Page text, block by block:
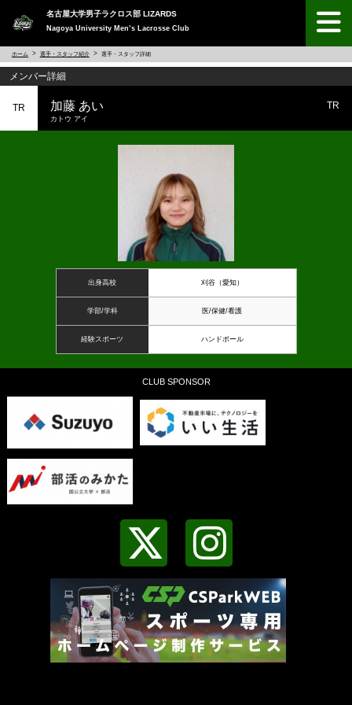
名古屋大学男子ラクロス部 LIZARDS
Nagoya University Men’s Lacrosse Club
ホーム 選手・スタッフ紹介 選手・スタッフ詳細
メンバー詳細
TR 加藤 あい
カトウ アイ
TR
出身高校 刈谷（愛知）
学部/学科 医/保健/看護
経験スポーツ ハンドボール
CLUB SPONSOR